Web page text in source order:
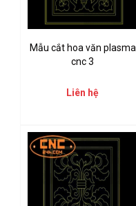
Mẫu cắt hoa văn plasma
cnc 3
Liên hệ